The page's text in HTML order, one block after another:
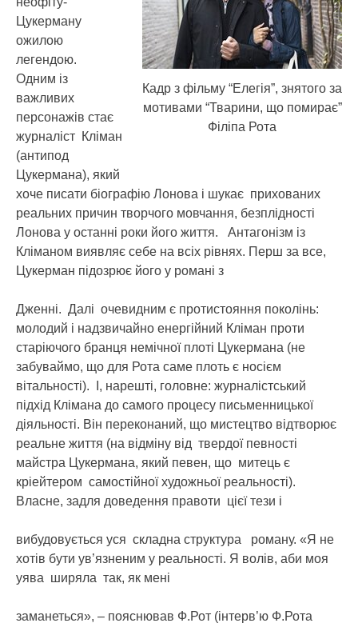
Кадр з фільму “Елегія”, знятого за
мотивами “Тварини, що помирає”
Філіпа Рота
Цукерману
ожилою
легендою.
Одним із
важливих
персонажів стає
журналіст Кліман
(антипод
Цукермана), який
хоче писати біографію Лонова і шукає прихованих
реальних причин творчого мовчання, безплідності
Лонова у останні роки його життя. Антагонізм із
Кліманом виявляє себе на всіх рівнях. Перш за все,
Цукерман підозрює його у романі з
Дженні. Далі очевидним є протистояння поколінь:
молодий і надзвичайно енергійний Кліман проти
старіючого бранця немічної плоті Цукермана (не
забуваймо, що для Рота саме плоть є носієм
вітальності). І, нарешті, головне: журналістський
підхід Клімана до самого процесу письменницької
діяльності. Він переконаний, що мистецтво відтворює
реальне життя (на відміну від твердої певності
майстра Цукермана, який певен, що митець є
кріейтером самостійної художньої реальності).
Власне, задля доведення правоти цієї тези і
вибудовується уся складна структура роману. «Я не
хотів бути ув’язненим у реальності. Я волів, аби моя
уява ширяла так, як мені
заманеться», – пояснював Ф.Рот (інтерв’ю Ф.Рота